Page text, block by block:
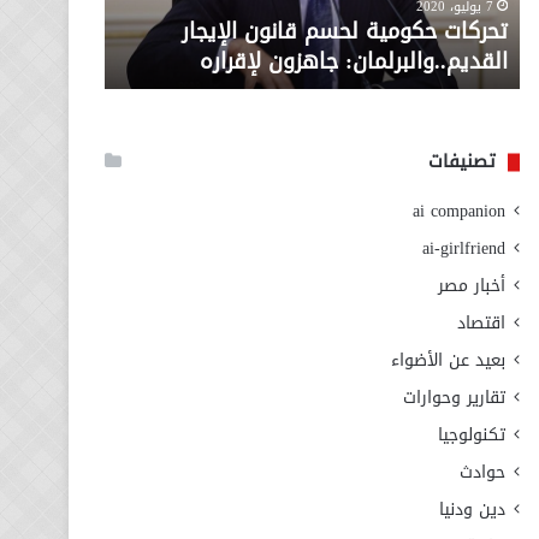
لإقراره
7 يوليو، 2020
تحركات حكومية لحسم قانون الإيجار
القديم..والبرلمان: جاهزون لإقراره
من
وزارة
الاجتماعي
تصنيفات
ai companion
ai-girlfriend
أخبار مصر
اقتصاد
بعيد عن الأضواء
تقارير وحوارات
تكنولوجيا
حوادث
دين ودنيا